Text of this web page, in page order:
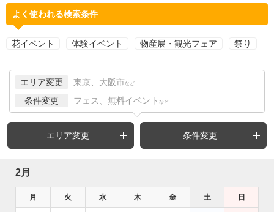
よく使われる検索条件
花イベント 体験イベント 物産展・観光フェア 祭り
エリア変更 東京、大阪市 など
条件変更 フェス、無料イベント など
エリア変更 条件変更
2月
月 火 水 木 金 土 日